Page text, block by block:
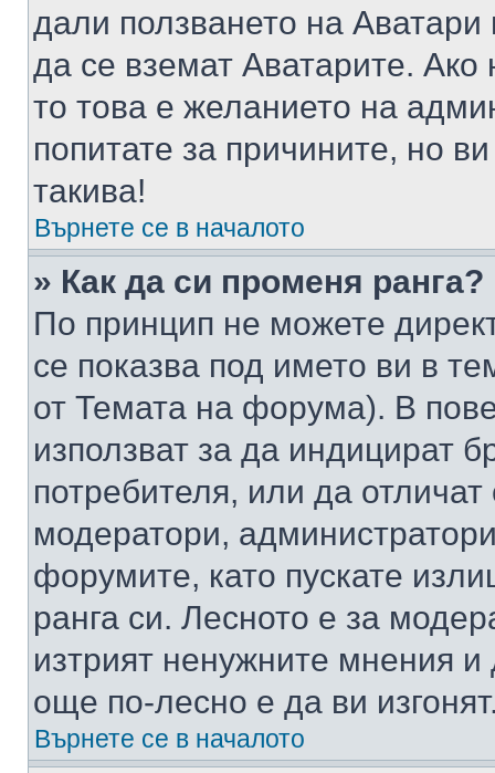
дали ползването на
да се вземат Аватарите.
то това е желанието на
попитате за причините, но
такива!
Върнете се в началото
» Как да си променя ранга?
По принцип не можете
се показва под името ви в
от Темата на форума). В
използват за да индицират
потребителя, или да
модератори,
форумите, като пускате
ранга си. Лесното е за
изтрият ненужните мнения
още по-лесно е да ви
Върнете се в началото